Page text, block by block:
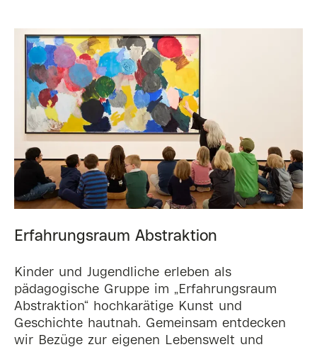
Erfahrungsraum Abstraktion
Kinder und Jugendliche erleben als
pädagogische Gruppe im „Erfahrungsraum
Abstraktion“ hochkarätige Kunst und
Geschichte hautnah. Gemeinsam entdecken
wir Bezüge zur eigenen Lebenswelt und